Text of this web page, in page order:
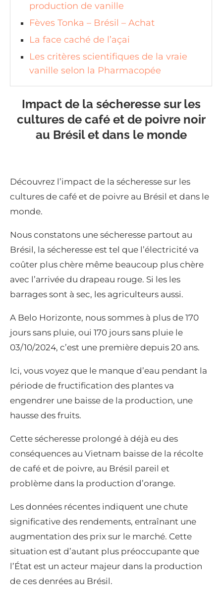
production de vanille
Fèves Tonka – Brésil – Achat
La face caché de l’açai
Les critères scientifiques de la vraie
vanille selon la Pharmacopée
Impact de la sécheresse sur les
cultures de café et de poivre noir
au Brésil et dans le monde
Découvrez l’impact de la sécheresse sur les
cultures de café et de poivre au Brésil et dans le
monde.
Nous constatons une sécheresse partout au
Brésil, la sécheresse est tel que l’électricité va
coûter plus chère même beaucoup plus chère
avec l’arrivée du drapeau rouge. Si les les
barrages sont à sec, les agriculteurs aussi.
A Belo Horizonte, nous sommes à plus de 170
jours sans pluie, oui 170 jours sans pluie le
03/10/2024, c’est une première depuis 20 ans.
Ici, vous voyez que le manque d’eau pendant la
période de fructification des plantes va
engendrer une baisse de la production, une
hausse des fruits.
Cette sécheresse prolongé à déjà eu des
conséquences au Vietnam baisse de la récolte
de café et de poivre, au Brésil pareil et
problème dans la production d’orange.
Les données récentes indiquent une chute
significative des rendements, entraînant une
augmentation des prix sur le marché. Cette
situation est d’autant plus préoccupante que
l’État est un acteur majeur dans la production
de ces denrées au Brésil.